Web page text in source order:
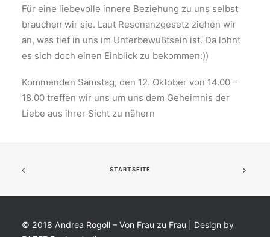
Für eine liebevolle innere Beziehung zu uns selbst
brauchen wir sie. Laut Resonanzgesetz ziehen wir
an, was tief in uns im Unterbewußtsein ist. Da lohnt
es sich doch einen Einblick zu bekommen:))
Kommenden Samstag, den 12. Oktober von 14.00 –
18.00 treffen wir uns um uns dem Geheimnis der
Liebe aus ihrer Sicht zu nähern
STARTSEITE
© 2018 Andrea Rogoll – Von Frau zu Frau | Design by